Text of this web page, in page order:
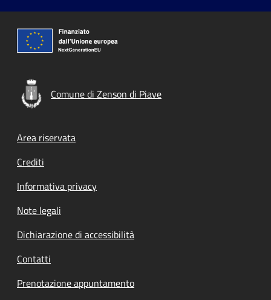
Comune di Zenson di Piave
Footer menu
Area riservata
Crediti
Informativa privacy
Note legali
Dichiarazione di accessibilità
Contatti
Prenotazione appuntamento